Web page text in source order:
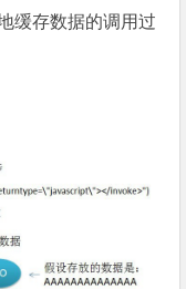
缓存数据的调用过